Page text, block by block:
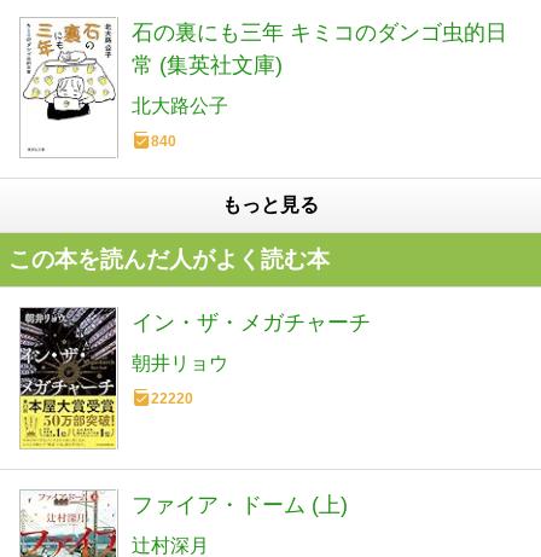
石の裏にも三年 キミコのダンゴ虫的日
常 (集英社文庫)
北大路公子
840
もっと見る
この本を読んだ人がよく読む本
イン・ザ・メガチャーチ
朝井リョウ
22220
ファイア・ドーム (上)
辻村深月